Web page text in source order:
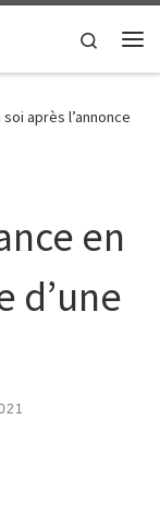
Search
après l’annonce
en
d’une